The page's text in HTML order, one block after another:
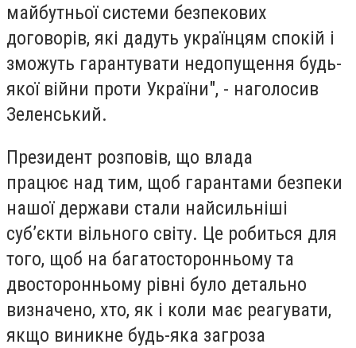
майбутньої системи безпекових
договорів, які дадуть українцям спокій і
зможуть гарантувати недопущення будь-
якої війни проти України", - наголосив
Зеленський.
Президент розповів, що влада
працює над тим, щоб гарантами безпеки
нашої держави стали найсильніші
суб’єкти вільного світу. Це робиться для
того, щоб на багатосторонньому та
двосторонньому рівні було детально
визначено, хто, як і коли має реагувати,
якщо виникне будь-яка загроза